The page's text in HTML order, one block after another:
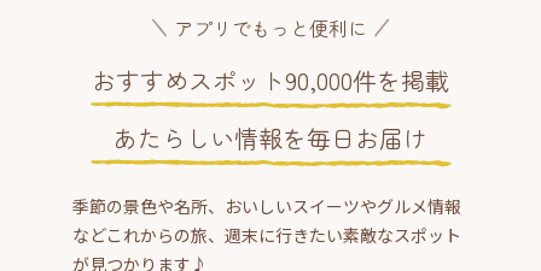
アプリでもっと便利に
おすすめスポット90,000件を掲載
あたらしい情報を毎日お届け
季節の景色や名所、おいしいスイーツやグルメ情報
などこれからの旅、週末に行きたい素敵なスポット
が見つかります♪